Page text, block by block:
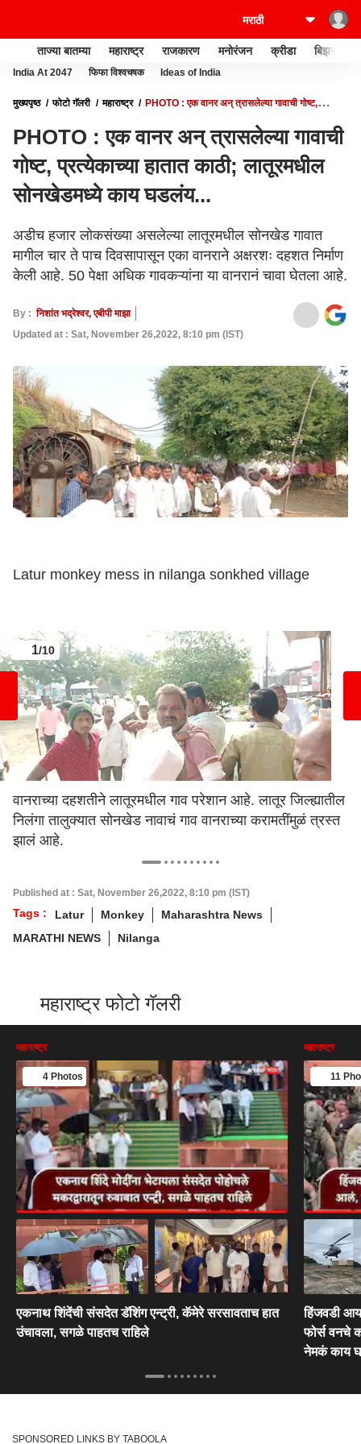
ताज्या बातम्या महाराष्ट्र राजकारण मनोरंजन क्रीडा बिझनेस
India At 2047 फिफा विश्वचषक Ideas of India
मुख्यपृष्ठ फोटो गॅलरी महाराष्ट्र
PHOTO : एक वानर अन् त्रासलेल्या गावाची गोष्ट,
PHOTO : एक वानर अन् त्रासलेल्या गावाची
गोष्ट, प्रत्येकाच्या हातात काठी; लातूरमधील
सोनखेडमध्ये काय घडलंय...
अडीच हजार लोकसंख्या असलेल्या लातूरमधील सोनखेड गावात
मागील चार ते पाच दिवसापासून एका वानराने अक्षरशः दहशत निर्माण
केली आहे. 50 पेक्षा अधिक गावकऱ्यांना या वानरानं चावा घेतला आहे.
By :निशांत भद्रेश्वर, एबीपी माझा
Updated at : Sat, November 26,2022, 8:10 pm (IST)
Latur monkey mess in nilanga sonkhed village
1/10
वानराच्या दहशतीने लातूरमधील गाव परेशान आहे. लातूर जिल्ह्यातील
निलंगा तालुक्यात सोनखेड नावाचं गाव वानराच्या करामतींमुळं त्रस्त
झालं आहे.
Published at : Sat, November 26,2022, 8:10 pm (IST)
Tags : Latur Monkey
Maharashtra News
MARATHI NEWS
Nilanga
महाराष्ट्र फोटो गॅलरी
महाराष्ट्र
4 Photos
एकनाथ शिंदेंची संसदेत डॅशिंग एन्ट्री, कॅमेरे सरसावताच हात
उंचावला, सगळे पाहतच राहिले
महाराष्ट्र
11
हिंजवडी
फोर्स वनचे
नेमकं काय
SPONSORED LINKS BY TABOOLA